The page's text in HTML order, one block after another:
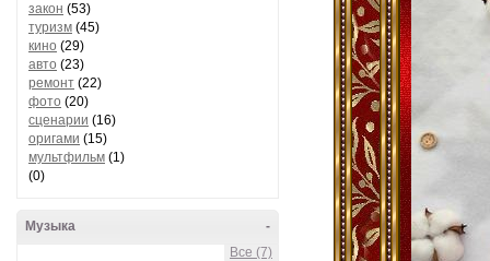
закон (53)
туризм (45)
кино (29)
авто (23)
ремонт (22)
фото (20)
сценарии (16)
оригами (15)
мультфильм (1)
(0)
-
Музыка
Все (7)